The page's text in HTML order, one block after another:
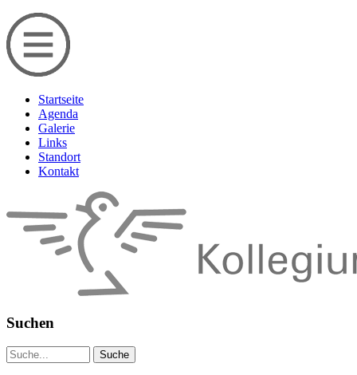
Startseite
Agenda
Galerie
Links
Standort
Kontakt
Suchen
Suchwort